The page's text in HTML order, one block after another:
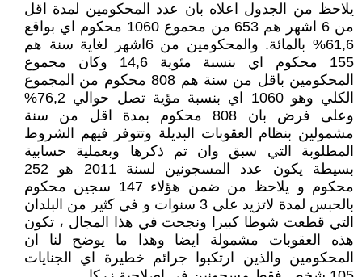
يلاحظ من الجدول اعلاه بان عدد المحكومين لمدة اقل
من 6 اشهر هم 653 من محموع 1060 محكوم اي بواقع
61,6% بالمائة. والمحكومين من 6اشهر لغاية سنة هم
155 محكوم اي بنسبة مئوية 14,6 وكان مجموع
المحكومين باقل من سنة هم 808 محكوم من المجموع
الكلي وهو 1060 اي بنسبة مؤية تصل حوالي 76,2%
وعلى فرض بان 808 محكوم بمدة اقل من سنة
مشمولين بنظام العقوبات البديلة وتتوفر فيهم الشروط
المطلوبة التي سبق وان تم ذكرها وبعملية حسابية
بسيطة يكون عدد المسجونين لسنة 2011 هو 252
محكوم و يلاحظ من ضمن هؤلاء 147 سجين محكوم
بالحبس لمدة لاتزيد على 3 سنوات و في كثير من البلدان
التي قطعت شوطا كبيرا ونجحت في هذا المجال ، تكون
هذه العقوبات مشمولة ايضا وهذا ما يوضح لنا ان
المحكومين والذين ارتكبوا جرائم خطيرة اي الجنايات